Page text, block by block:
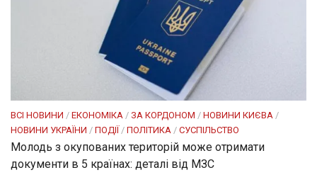
ВСІ НОВИНИ / ЕКОНОМІКА / ЗА КОРДОНОМ / НОВИНИ КИЄВА /
НОВИНИ УКРАЇНИ / ПОДІЇ / ПОЛІТИКА / СУСПІЛЬСТВО
Молодь з окупованих територій може отримати
документи в 5 країнах: деталі від МЗС